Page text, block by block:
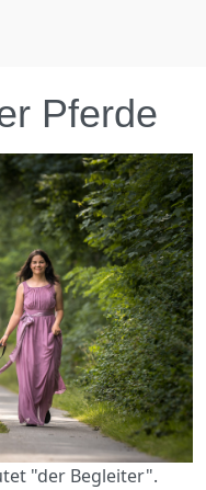
Pferde
"der Begleiter".